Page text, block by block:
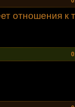
отношения к